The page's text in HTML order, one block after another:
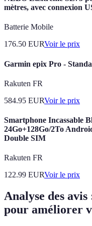
mètres, avec connexion
Batterie Mobile
176.50 EURVoir le prix
Garmin epix Pro -
Rakuten FR
584.95 EURVoir le prix
Smartphone Incassable
24Go+128Go/2To
Double SIM
Rakuten FR
122.99 EURVoir le prix
Analyse des
pour améliorer